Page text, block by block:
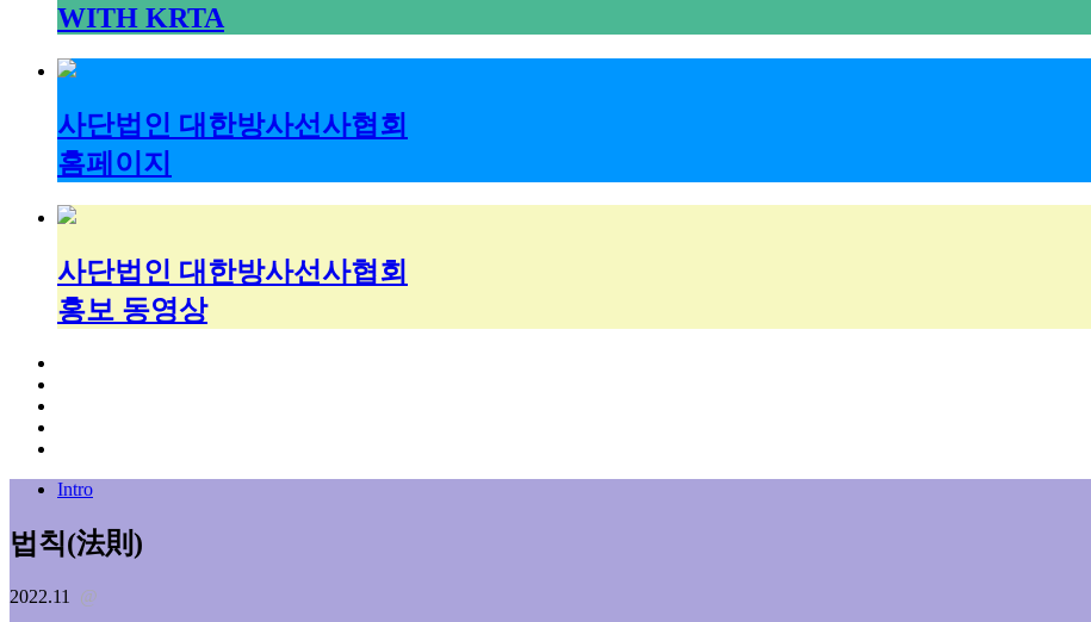
WITH KRTA
사단법인 대한방사선사협회
홈페이지
사단법인 대한방사선사협회
홍보 동영상
Intro
법칙(法則)
2022.11
@